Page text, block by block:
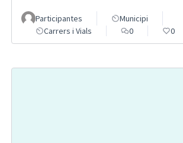
Participantes
Municipi
Carrers i Vials
0 0